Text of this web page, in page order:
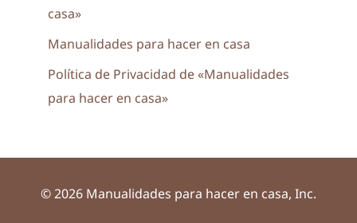
casa»
Manualidades para hacer en casa
Política de Privacidad de «Manualidades
para hacer en casa»
© 2026 Manualidades para hacer en casa, Inc.